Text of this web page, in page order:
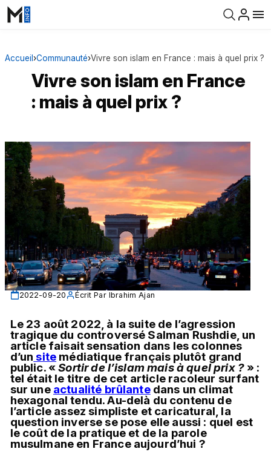
Accueil ›Communauté›Vivre son islam en France : mais à quel prix ?
Vivre son islam en France
: mais à quel prix ?
2022-09-20 Écrit Par Ibrahim Ajan
Le 23 août 2022, à la suite de l’agression
tragique du controversé Salman Rushdie, un
article faisait sensation dans les colonnes
d’un site médiatique français plutôt grand
public. « Sortir de l’islam mais à quel prix ? » :
tel était le titre de cet article racoleur surfant
sur une actualité brûlante dans un climat
hexagonal tendu. Au-delà du contenu de
l’article assez simpliste et caricatural, la
question inverse se pose elle aussi : quel est
le coût de la pratique et de la parole
musulmane en France aujourd’hui ?